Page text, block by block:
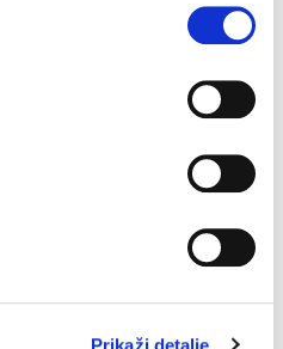
Prikaži detalje
i Dan hrvatskih
u Makarskoj